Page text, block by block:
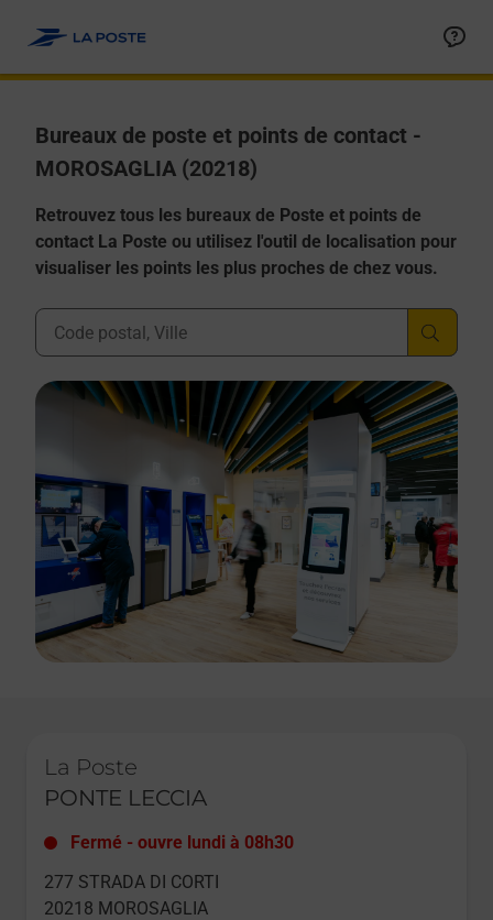
Bureaux de poste et points de contact -
MOROSAGLIA (20218)
Retrouvez tous les bureaux de Poste et points de
contact La Poste ou utilisez l'outil de localisation pour
visualiser les points les plus proches de chez vous.
Ville, Département, Code Postal
La Poste
PONTE LECCIA
Fermé - ouvre lundi à 08h30
277 STRADA DI CORTI
20218 MOROSAGLIA